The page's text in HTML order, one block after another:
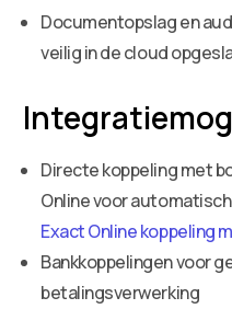
Documentopslag en
veilig in de cloud
Directe koppeling met
Online voor
Exact Online koppeling
Bankkoppelingen voor
betalingsverwerking